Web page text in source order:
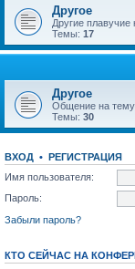
Другое
Другие
Темы: 17
Другое
Общение на тему
Темы: 30
ВХОД • РЕГИСТРАЦИЯ
Имя пользователя:
Пароль:
Забыли пароль?
КТО СЕЙЧАС НА